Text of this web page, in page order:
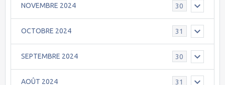
NOVEMBRE 2024 30
OCTOBRE 2024 31
SEPTEMBRE 2024 30
AOÛT 2024 31